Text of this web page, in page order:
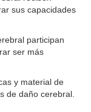
sus capacidades
participan
ser más
y material de
de daño cerebral.